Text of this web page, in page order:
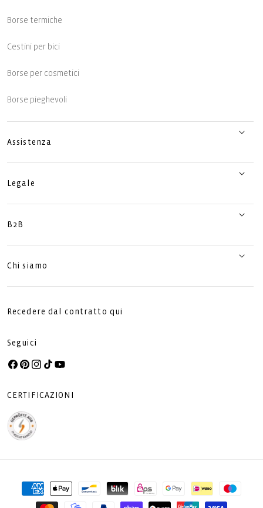
Borse termiche
Cestini per bici
Borse per cosmetici
Borse pieghevoli
Assistenza
Legale
B2B
Chi siamo
Recedere dal contratto qui
Seguici
Facebook
Pinterest
Instagram
TikTokYouTube
CERTIFICAZIONI
Metodi